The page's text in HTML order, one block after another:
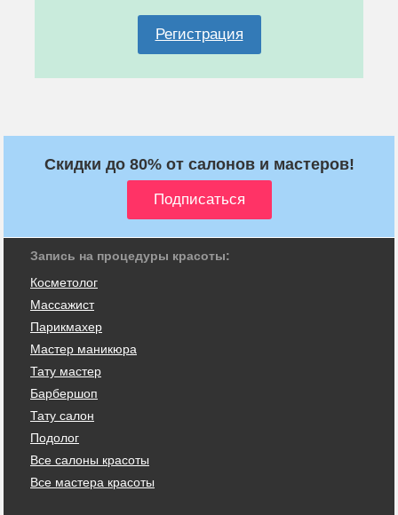
Регистрация
Скидки до 80% от салонов и мастеров!
Запись на процедуры красоты:
Косметолог
Массажист
Парикмахер
Мастер маникюра
Тату мастер
Барбершоп
Тату салон
Подолог
Все салоны красоты
Все мастера красоты